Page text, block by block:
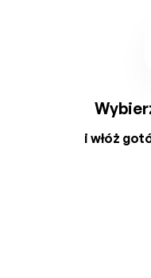
i włóż